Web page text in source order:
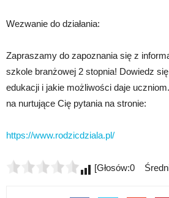
Wezwanie do działania:
Zapraszamy do zapoznania się z
szkole branżowej 2 stopnia! Dowiedz
edukacji i jakie możliwości daje
na nurtujące Cię pytania na stronie:
https://www.rodzicdziala.pl/
[Głosów:0